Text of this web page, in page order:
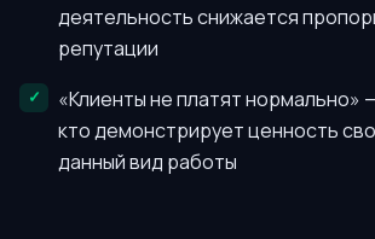
деятельность снижается
репутации
«Клиенты не платят нормально»
кто демонстрирует ценность
данный вид работы